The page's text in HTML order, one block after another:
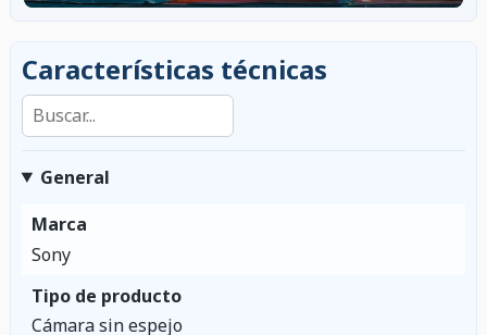
Características técnicas
Buscar en las características
General
Marca
Sony
Tipo de producto
Cámara sin espejo